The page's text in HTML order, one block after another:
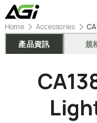
跳
至
主
內
English
繁體中文
公司
最新消息
知識文章
記憶體模組
固態硬碟
外接式固態硬碟
超能玩家
Home Accessories
產品資訊 規